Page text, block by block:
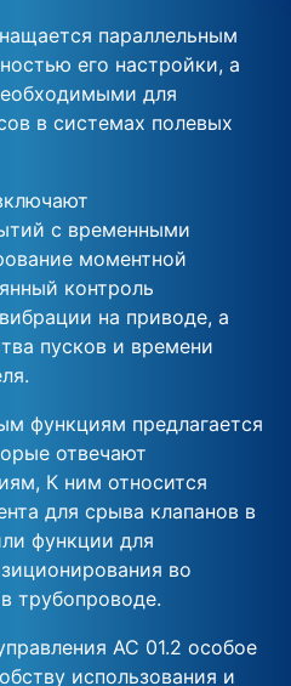
параллельным
его настройки, а
для
в системах полевых
с временными
моментной
контроль
на приводе, а
пусков и времени
функциям предлагается
отвечают
К ним относится
для срыва клапанов в
функции для
во
трубопроводе.
AC 01.2 особое
использования и